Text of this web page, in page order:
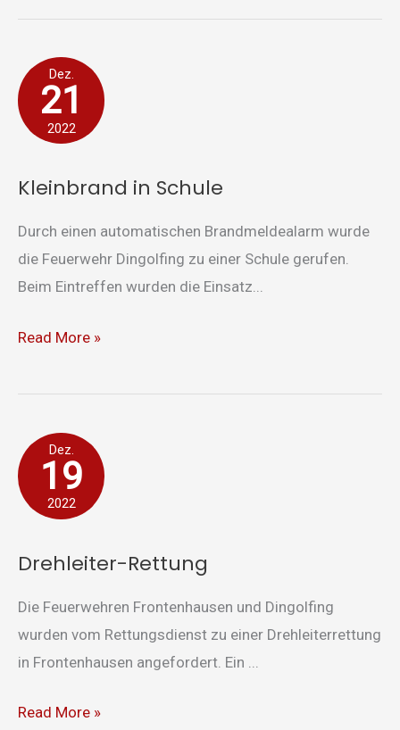
Dez.
21
2022
Kleinbrand in Schule
Durch einen automatischen Brandmeldealarm wurde
die Feuerwehr Dingolfing zu einer Schule gerufen.
Beim Eintreffen wurden die Einsatz...
Kleinbrand
in
Schule
Read More »
Dez.
19
2022
Drehleiter-Rettung
Die Feuerwehren Frontenhausen und Dingolfing
wurden vom Rettungsdienst zu einer Drehleiterrettung
in Frontenhausen angefordert. Ein ...
Drehleiter-
Rettung
Read More »